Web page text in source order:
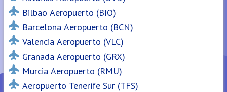
Bilbao Aeropuerto (BIO)
Barcelona Aeropuerto (BCN)
Valencia Aeropuerto (VLC)
Granada Aeropuerto (GRX)
Murcia Aeropuerto (RMU)
Aeropuerto Tenerife Sur (TFS)